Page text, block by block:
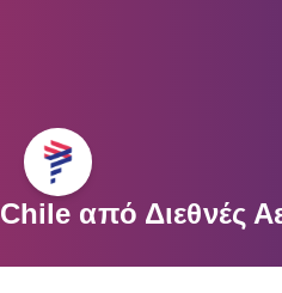
Chile από